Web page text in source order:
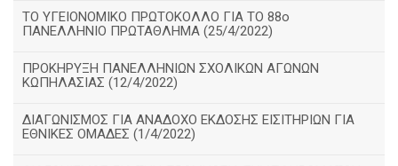
ΤΟ ΥΓΕΙΟΝΟΜΙΚΟ ΠΡΩΤΟΚΟΛΛΟ ΓΙΑ ΤΟ 88ο
ΠΑΝΕΛΛΗΝΙΟ ΠΡΩΤΑΘΛΗΜΑ (25/4/2022)
ΠΡΟΚΗΡΥΞΗ ΠΑΝΕΛΛΗΝΙΩΝ ΣΧΟΛΙΚΩΝ ΑΓΩΝΩΝ
ΚΩΠΗΛΑΣΙΑΣ (12/4/2022)
ΔΙΑΓΩΝΙΣΜΟΣ ΓΙΑ ΑΝΑΔΟΧΟ ΕΚΔΟΣΗΣ ΕΙΣΙΤΗΡΙΩΝ ΓΙΑ
ΕΘΝΙΚΕΣ ΟΜΑΔΕΣ (1/4/2022)